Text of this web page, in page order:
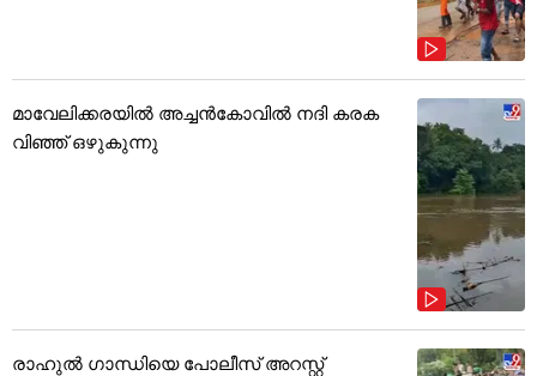
മാവേലിക്കരയിൽ അച്ചൻകോവിൽ നദി കരക
വിഞ്ഞ് ഒഴുകുന്നു
രാഹുൽ ഗാന്ധിയെ പോലീസ് അറസ്റ്റ്